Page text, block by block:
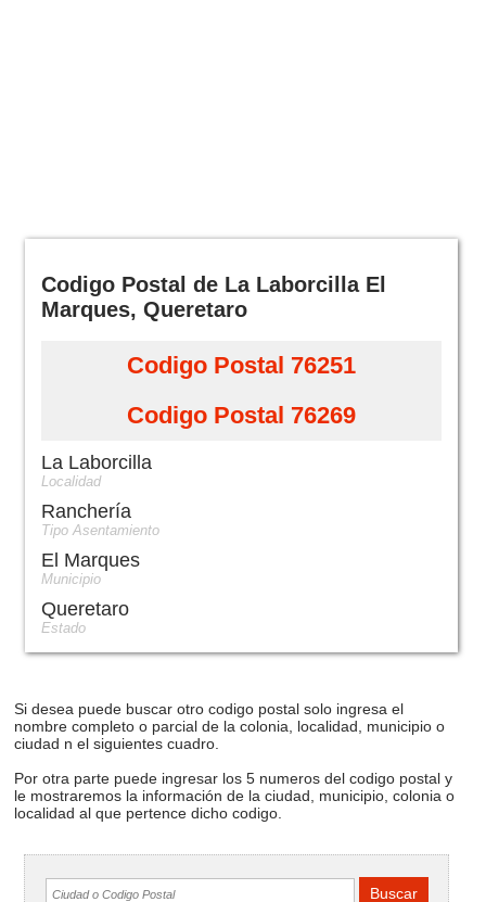
Codigo Postal de La Laborcilla El
Marques, Queretaro
Codigo Postal 76251
Codigo Postal 76269
La Laborcilla
Localidad
Ranchería
Tipo Asentamiento
El Marques
Municipio
Queretaro
Estado
Si desea puede buscar otro codigo postal solo ingresa el
nombre completo o parcial de la colonia, localidad, municipio o
ciudad n el siguientes cuadro.
Por otra parte puede ingresar los 5 numeros del codigo postal y
le mostraremos la información de la ciudad, municipio, colonia o
localidad al que pertence dicho codigo.